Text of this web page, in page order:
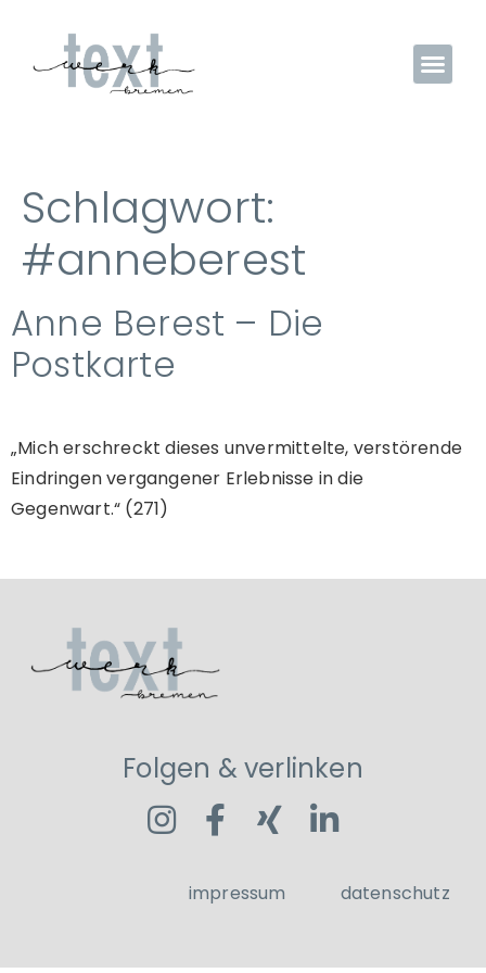
Schlagwort:
#anneberest
Anne Berest – Die
Postkarte
„Mich erschreckt dieses unvermittelte, verstörende
Eindringen vergangener Erlebnisse in die
Gegenwart.“ (271)
Folgen & verlinken
impressum datenschutz